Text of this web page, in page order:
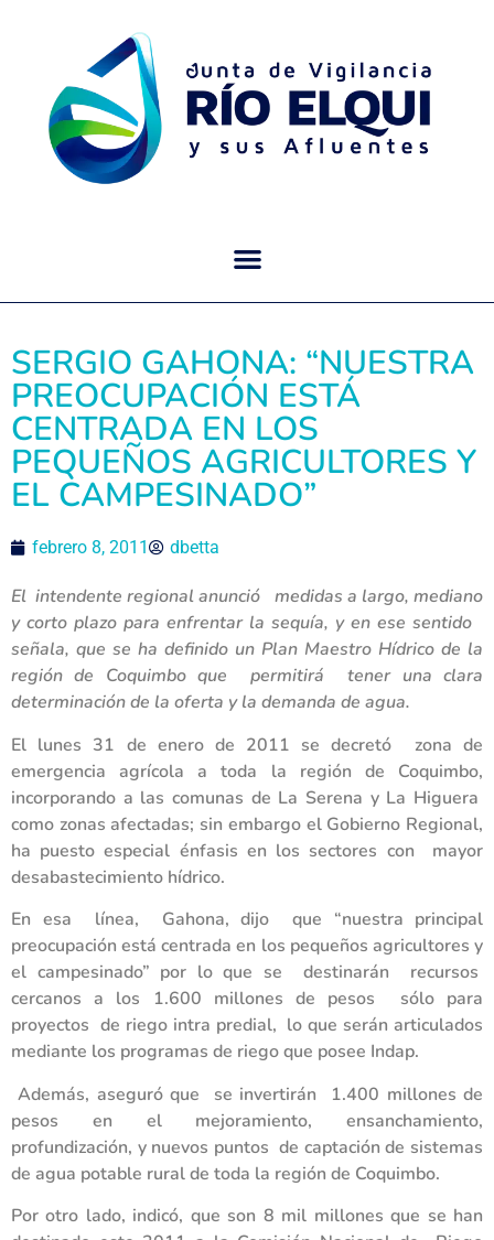
SERGIO GAHONA: “NUESTRA
PREOCUPACIÓN ESTÁ
CENTRADA EN LOS
PEQUEÑOS AGRICULTORES Y
EL CAMPESINADO”
febrero 8, 2011 dbetta
El intendente regional anunció medidas a largo, mediano
y corto plazo para enfrentar la sequía, y en ese sentido
señala, que se ha definido un Plan Maestro Hídrico de la
región de Coquimbo que permitirá tener una clara
determinación de la oferta y la demanda de agua.
El lunes 31 de enero de 2011 se decretó zona de
emergencia agrícola a toda la región de Coquimbo,
incorporando a las comunas de La Serena y La Higuera
como zonas afectadas; sin embargo el Gobierno Regional,
ha puesto especial énfasis en los sectores con mayor
desabastecimiento hídrico.
En esa línea, Gahona, dijo que “nuestra principal
preocupación está centrada en los pequeños agricultores y
el campesinado” por lo que se destinarán recursos
cercanos a los 1.600 millones de pesos sólo para
proyectos de riego intra predial, lo que serán articulados
mediante los programas de riego que posee Indap.
Además, aseguró que se invertirán 1.400 millones de
pesos en el mejoramiento, ensanchamiento,
profundización, y nuevos puntos de captación de sistemas
de agua potable rural de toda la región de Coquimbo.
Por otro lado, indicó, que son 8 mil millones que se han